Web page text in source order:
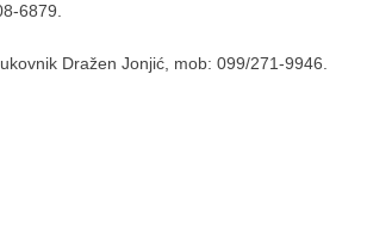
6879.
Dražen Jonjić, mob: 099/271-9946.